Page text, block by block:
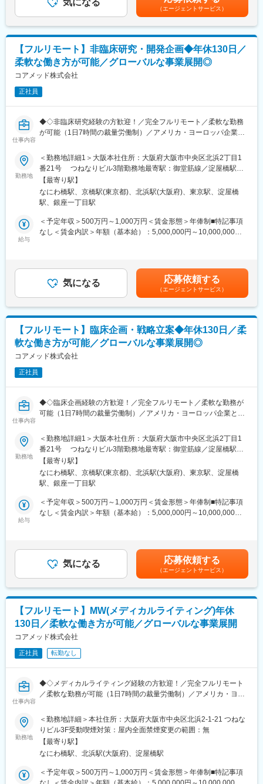
・会議や打ち合わせで必要な時は大阪・東京等へ出張（宿泊も伴
います）が発生します。
※国内出張の頻度は1~3回/年です。（海外出張はほとんどありませ
ん。）
■組織構成：
CMC担当11名（2名男性、9名女性）
30代～40代で構成されています。
お子様がおられる社員が多く、在宅勤務のため子育てしながらキ
研究所での経験、CMC薬事の経験者が多いです。
・新薬ライセンス導入時のデューデリジェンス対応
■業務の特徴：
・プロジェクトは個人で完結させるのではなく、社内メンバーと
連携しながら分担して推進しています。
・国内外の規制当局と関わりながら、国際基準での薬事戦略に携
われる環境です。
■教育体制：
通常医薬品メーカー出身が会員である関西医薬協会に、当社は会
員として登録しています。業界関連のセミナーにも参加すること
プデートできる環境です。
■働き方：
◎完全在宅勤務のため、拠点（東京・大阪）の近くにお住まいで
なくてもご就業いただけます。
場合、お子様の通院やご都合に合わせて業務時間を調整できま
す。
・会議や打ち合わせで必要な時は大阪・東京等へ出張（宿泊も伴
います）が発生します。
※国内出張の頻度は1~3回/年です。（海外出張の可能性も一部ござ
います）
■ワークライフバランス：
同社は、個人が最大限に能力を発揮できるよう働きやすい環境作
りに注力しております。男女問わず在宅勤務が可能です。また、
女性社員も多く、産休・育休取得実績も豊富で9割以上の復職率を
変更の範囲：会社の定める業務
固定手当を含めた表記です。
気になる
（エージェントサービス）
【フルリモート】非臨床研究・開発企画◆年休130日／
柔軟な働き方が可能／グローバルな事業展開◎
コアメッド株式会社
正社員
仕事内容
◆◇非臨床研究経験の方歓迎！／完全フルリモート／柔軟な勤務
が可能（1日7時間の裁量労働制）／アメリカ・ヨーロッパ企業と
◆◇
■仕事内容：
承認申請・取得に向けた非（前）臨床開発戦略の構築・評価・分
析・助言を中心としたコンサルティング業務をお任せします。
開発初期段階から関与し、医薬品開発の方向性を左右する戦略立
案に携わる上流ポジションです。
・評価分析および各フェーズにおけるガイダンス相談用報告書の
作成
・治験相談および申請前相談に向けた戦略構築・資料作成・助言
■業務の特徴：
・プロジェクトは個人単独ではなく、社内メンバーと協働しなが
ら分担して推進しています。
・非臨床領域における戦略設計から規制対応まで関わり、開発全
体を俯瞰する視点を身につけることが可能です。
■教育体制：
通常医薬品メーカー出身が会員である関西医薬協会に、当社は会
員として登録しています。業界関連のセミナーにも参加すること
ができ、メーカーと同じレベルの業界知識とマーケット感をアッ
■働き方：
◎完全在宅勤務のため、拠点（東京・大阪）の近くにお住まいで
なくてもご就業いただけます。
◎お昼休みの時間帯も自由なので、例えばお子様がおられる方の
す。
（自分の業務が終わるよう業務管理を行う必要はありますが、裁
・会議や打ち合わせで必要な時は大阪・東京等へ出張（宿泊も伴
います）が発生します。
※国内出張の頻度は1~3回/年です。（海外出張はほとんどありませ
ん。）
■ワークライフバランス：
同社は、個人が最大限に能力を発揮できるよう働きやすい環境作
りに注力しております。男女問わず在宅勤務が可能です。また、
女性社員も多く、産休・育休取得実績も豊富で9割以上の復職率を
誇っており、長期就業が可能な環境・福利厚生が整っています。
勤務地
＜勤務地詳細1＞大阪本社住所：大阪府大阪市中央区北浜2丁目1
番21号 つねなりビル3階勤務地最寄駅：御堂筋線／淀屋橋駅受
動喫煙対策：屋内全面禁煙＜勤務地詳細2＞東京支社住所：東京都
千代田区丸の内1-11-1 パシフィックセンチュリープレイス丸の内
13階 受動喫煙対策：屋内全面禁煙変更の範囲：無
【最寄り駅】
なにわ橋駅、京橋駅(東京都)、北浜駅(大阪府)、東京駅、淀屋橋
駅、銀座一丁目駅
給与
＜予定年収＞500万円～1,000万円＜賃金形態＞年俸制■特記事項
なし＜賃金内訳＞年額（基本給）：5,000,000円～10,000,000円
安の金額であり、選考を通じて上下する可能性があります。月給
(月額)は固定手当を含めた表記です。
気になる 応募依頼する
（エージェントサービス）
【フルリモート】臨床企画・戦略立案◆年休130日／柔
軟な働き方が可能／グローバルな事業展開◎
コアメッド株式会社
正社員
仕事内容
◆◇臨床企画経験の方歓迎！／完全フルリモート／柔軟な勤務が
可能（1日7時間の裁量労働制）／アメリカ・ヨーロッパ企業と事
◆◇
■仕事内容：
新薬開発における開発戦略および開発企画の立案・評価・助言を
中心とした、コンサルティング業務をお任せします。
臨床開発の上流工程から関与し、プロジェクトの成功に向けた戦
略策定を支援するポジションです。
・規制当局（PMDA等）との面談対応・折衝への参画
・治験相談戦略の立案および関連資料の作成
連携しながら分担して推進します。
・戦略立案から規制対応まで一貫して関わることで、臨床開発全
体を俯瞰した視点を身につけることが可能です。
■教育体制：
通常医薬品メーカー出身が会員である関西医薬協会に、当社は会
員として登録しています。業界関連のセミナーにも参加すること
ができ、メーカーと同じレベルの業界知識とマーケット感をアッ
プデートできる環境です。
◎完全在宅勤務のため、拠点（東京・大阪）の近くにお住まいで
なくてもご就業いただけます。
◎お昼休みの時間帯も自由なので、例えばお子様がおられる方の
場合、お子様の通院やご都合に合わせて業務時間を調整できま
（自分の業務が終わるよう業務管理を行う必要はありますが、裁
勤務地
＜勤務地詳細1＞大阪本社住所：大阪府大阪市中央区北浜2丁目1
番21号 つねなりビル3階勤務地最寄駅：御堂筋線／淀屋橋駅受
動喫煙対策：屋内全面禁煙＜勤務地詳細2＞東京支社住所：東京都
千代田区丸の内1-11-1 パシフィックセンチュリープレイス丸の内
13階 受動喫煙対策：屋内全面禁煙変更の範囲：無
【最寄り駅】
なにわ橋駅、京橋駅(東京都)、北浜駅(大阪府)、東京駅、淀屋橋
駅、銀座一丁目駅
給与
＜予定年収＞500万円～1,000万円＜賃金形態＞年俸制■特記事項
なし＜賃金内訳＞年額（基本給）：5,000,000円～10,000,000円
安の金額であり、選考を通じて上下する可能性があります。月給
(月額)は固定手当を含めた表記です。
気になる 応募依頼する
（エージェントサービス）
【フルリモート】MW(メディカルライティング)年休
130日／柔軟な働き方が可能／グローバルな事業展開
コアメッド株式会社
正社員 転勤なし
仕事内容
◆◇メディカルライティング経験の方歓迎！／完全フルリモート
／柔軟な勤務が可能（1日7時間の裁量労働制）／アメリカ・ヨー
ティング会社◆◇
■業務概要：
治験相談用資料や試験総括報告書、承認申請資料（CTDなど）の
作成を中心に、医薬品開発における各種ドキュメント作成業務
（英語・日本語）をお任せします。
勤務地
＜勤務地詳細＞本社住所：大阪府大阪市中央区北浜2-1-21 つねな
りビル3F受動喫煙対策：屋内全面禁煙変更の範囲：無
【最寄り駅】
なにわ橋駅、北浜駅(大阪府)、淀屋橋駅
＜予定年収＞500万円～1,000万円＜賃金形態＞年俸制■特記事項